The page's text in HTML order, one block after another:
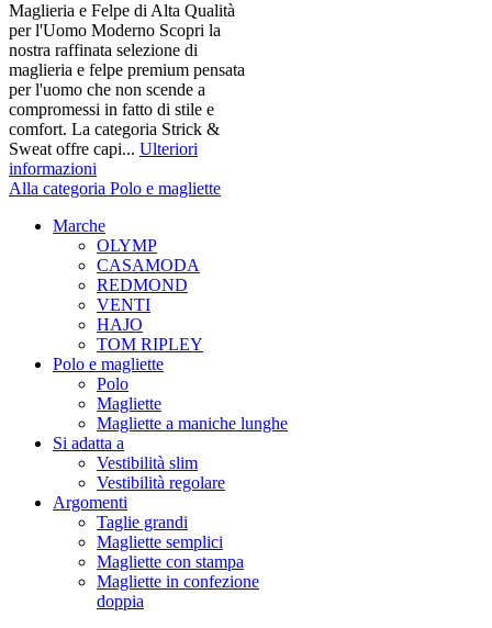
Maglieria e Felpe di Alta Qualità
per l'Uomo Moderno Scopri la
nostra raffinata selezione di
maglieria e felpe premium pensata
per l'uomo che non scende a
compromessi in fatto di stile e
comfort. La categoria Strick &
Sweat offre capi... Ulteriori
informazioni
Alla categoria Polo e magliette
Marche
OLYMP
CASAMODA
REDMOND
VENTI
HAJO
TOM RIPLEY
Polo e magliette
Polo
Magliette
Magliette a maniche lunghe
Si adatta a
Vestibilità slim
Vestibilità regolare
Argomenti
Taglie grandi
Magliette semplici
Magliette con stampa
Magliette in confezione
doppia